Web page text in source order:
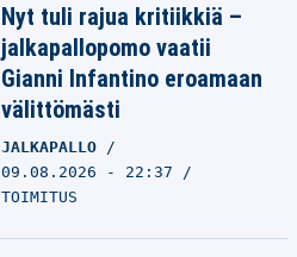
Nyt tuli rajua kritiikkiä –
jalkapallopomo vaatii
Gianni Infantino eroamaan
välittömästi
JALKAPALLO
09.08.2026 - 22:37
TOIMITUS